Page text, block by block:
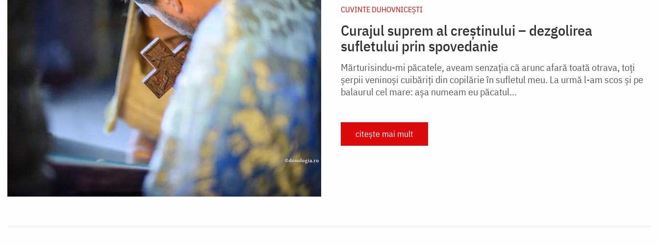
CUVINTE DUHOVNICEȘTI
Curajul suprem al creștinului – dezgolirea
sufletului prin spovedanie
Mărturisindu-mi păcatele, aveam senzația că arunc afară toată otrava, toți
șerpii veninoși cuibăriți din co­pilărie în sufletul meu. La urmă l-am scos și pe
balaurul cel mare: așa numeam eu păcatul...
citește mai mult